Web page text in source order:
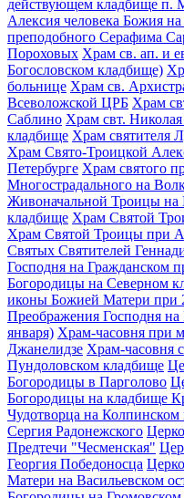
действующем кладбище п.
Алексия человека Божия
преподобного Серафима
Пороховых Храм св. ап. и
Богословском кладбище)
больнице Храм св.
Всеволожской ЦРБ Храм
Саблино Храм свт.
кладбище Храм святителя
Храм Свято-Троицкой
Петербурге Храм святого
Многострадального на
Живоначальной Троицы на
кладбище Храм Святой
Храм Святой Троицы при
Святых Святителей
Господня на Гражданском
Богородицы на Северном
иконы Божией Матери при
Преображения Господня
января) Храм-часовня при
Джанелидзе Храм-часовня
Пундоловском кладбище
Богородицы в Парголово
Богородицы на кладбище
Чудотворца на Колпинском
Сергия Радонежского
Предтечи "Чесменская"
Георгия Победоносца
Матери на Васильевском